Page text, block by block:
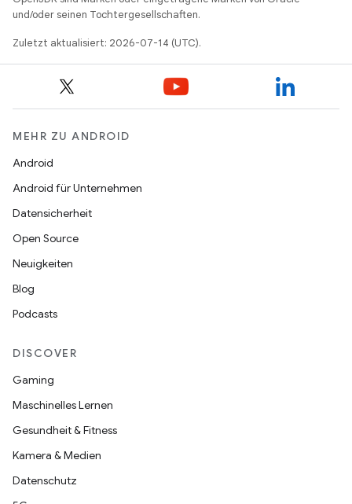
und/oder seinen Tochtergesellschaften.
Zuletzt aktualisiert: 2026-07-14 (UTC).
MEHR ZU ANDROID
Android
Android für Unternehmen
Datensicherheit
Open Source
Neuigkeiten
Blog
Podcasts
DISCOVER
Gaming
Maschinelles Lernen
Gesundheit & Fitness
Kamera & Medien
Datenschutz